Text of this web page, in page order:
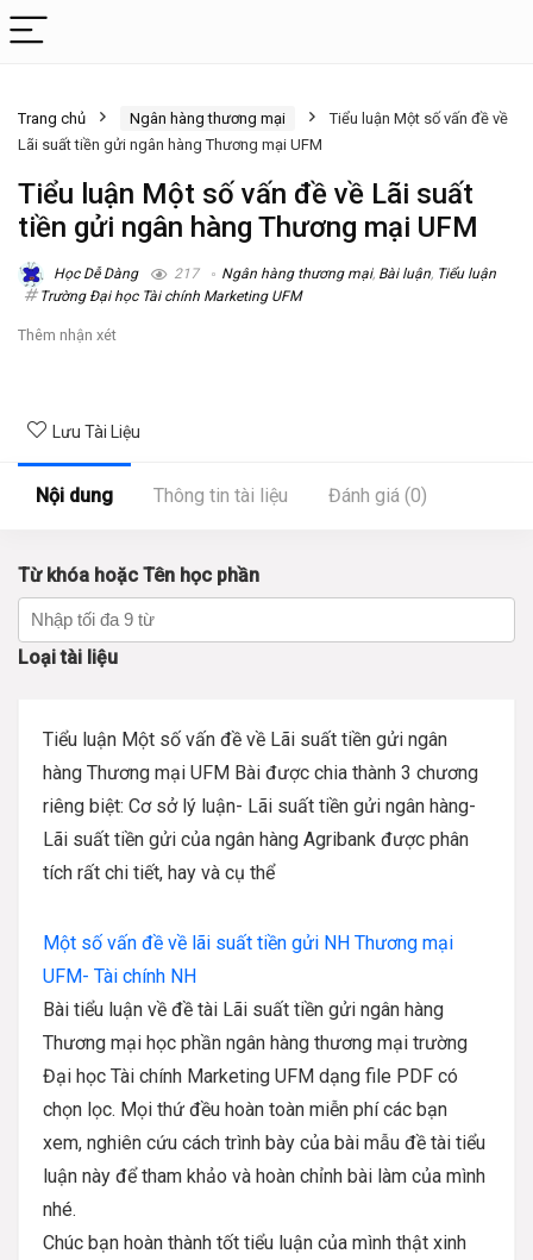
Trang chủ Ngân hàng thương mại
Tiểu luận Một số vấn đề về
Lãi suất tiền gửi ngân hàng Thương mại UFM
Tiểu luận Một số vấn đề về Lãi suất
tiền gửi ngân hàng Thương mại UFM
Học Dễ Dàng 217 Ngân hàng thương mại, Bài luận, Tiểu luận
Trường Đại học Tài chính Marketing UFM
Thêm nhận xét
Lưu Tài Liệu
Nội dung Thông tin tài liệu Đánh giá (0)
Từ khóa hoặc Tên học phần
Loại tài liệu
Tiểu luận Một số vấn đề về Lãi suất tiền gửi ngân
hàng Thương mại UFM Bài được chia thành 3 chương
riêng biệt: Cơ sở lý luận- Lãi suất tiền gửi ngân hàng-
Lãi suất tiền gửi của ngân hàng Agribank được phân
tích rất chi tiết, hay và cụ thể
Một số vấn đề về lãi suất tiền gửi NH Thương mại
UFM- Tài chính NH
Bài tiểu luận về đề tài Lãi suất tiền gửi ngân hàng
Thương mại học phần ngân hàng thương mại trường
Đại học Tài chính Marketing UFM dạng file PDF có
chọn lọc. Mọi thứ đều hoàn toàn miễn phí các bạn
xem, nghiên cứu cách trình bày của bài mẫu đề tài tiểu
luận này để tham khảo và hoàn chỉnh bài làm của mình
nhé.
Chúc bạn hoàn thành tốt tiểu luận của mình thật xinh